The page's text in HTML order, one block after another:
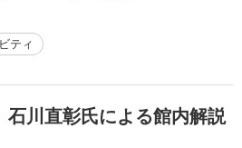
ティ
石川直彰氏による館内解説